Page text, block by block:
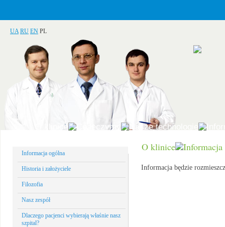
UA RU EN PL
O klinice Co leczymy Nasze technologie
O klinice Informacja
Informacja będzie
Informacja ogólna
Historia i założyciele
Filozofia
Nasz zespół
Dlaczego pacjenci wybierają właśnie nasz
szpital?